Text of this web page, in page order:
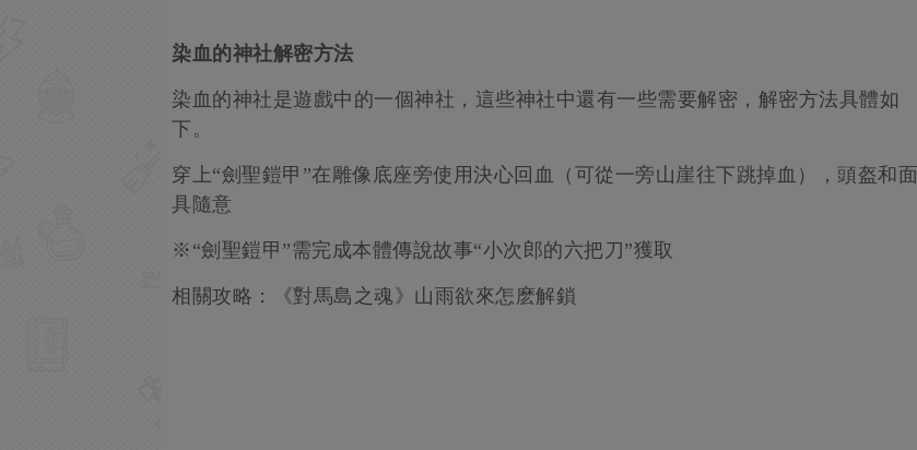
染血的神社解密方法
染血的神社是遊戲中的一個神社，這些神社中還有一些需要解密，解密方法具體如
下。
穿上“劍聖鎧甲”在雕像底座旁使用決心回血（可從一旁山崖往下跳掉血），頭盔和面
具隨意
※“劍聖鎧甲”需完成本體傳說故事“小次郎的六把刀”獲取
相關攻略：《對馬島之魂》山雨欲來怎麽解鎖